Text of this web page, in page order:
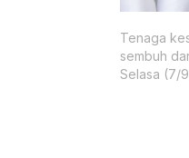
Tenaga
sembuh
Selasa (7/